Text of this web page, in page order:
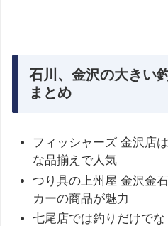
石川、金沢の大きい
まとめ
フィッシャーズ 金沢店
な品揃えで人気
つり具の上州屋 金沢金
カーの商品が魅力
七尾店では釣りだけで